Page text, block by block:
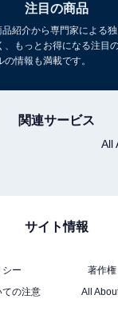
W」
ク式 日本製 CV-
注目の商品
紹介から専門家による
、もっとお得になる注目
情報も満載です。
関連サービス
All
サイト情報
シー
著作
の注意
All